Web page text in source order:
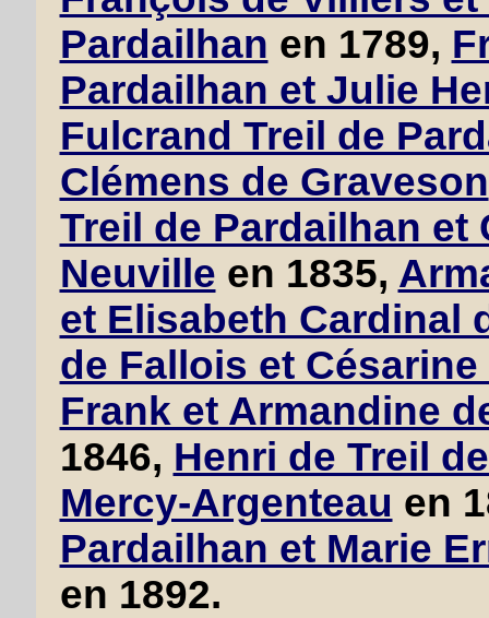
Pardailhan en 1789,
Pardailhan et Julie
Fulcrand Treil de
Clémens de Graveson
Treil de Pardailhan et
Neuville en 1835,
et Elisabeth Cardinal
de Fallois et
Frank et Armandine
1846, Henri de Treil
Mercy-Argenteau en
Pardailhan et Marie
en 1892.